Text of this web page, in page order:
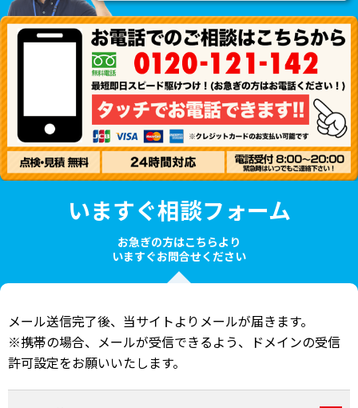
いますぐ相談フォーム
お急ぎの方はこちらより
いますぐお問合せください
メール送信完了後、当サイトよりメールが届きます。
※携帯の場合、メールが受信できるよう、ドメインの受信
許可設定をお願いいたします。